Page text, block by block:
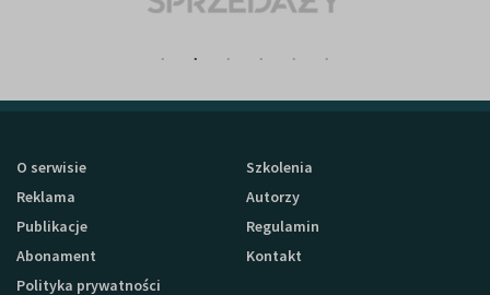
O serwisie
Szkolenia
Reklama
Autorzy
Publikacje
Regulamin
Abonament
Kontakt
Polityka prywatności